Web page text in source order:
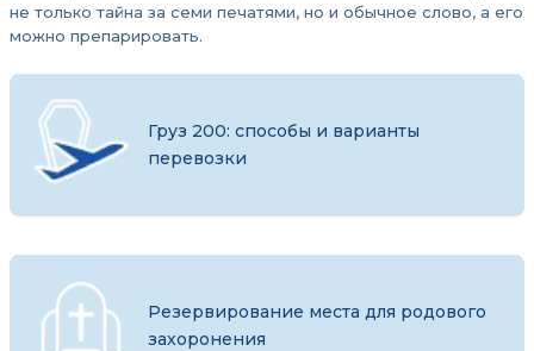
не только тайна за семи печатями, но и обычное слово, а его
можно препарировать.
Груз 200: способы и варианты
перевозки
Резервирование места для родового
захоронения